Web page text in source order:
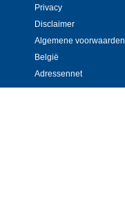
Privacy
Disclaimer
Algemene voorwaarden
België
Adressennet